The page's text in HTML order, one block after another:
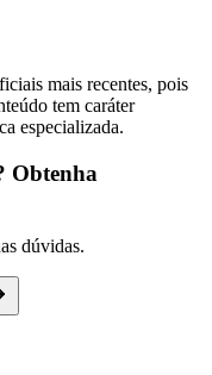
mais recentes, pois
tem caráter
especializada.
Obtenha
dúvidas.